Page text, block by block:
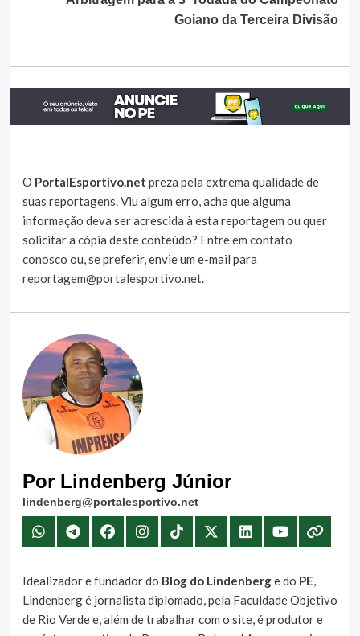
Goiano da Terceira Divisão
O PortalEsportivo.net preza pela extrema qualidade de
suas reportagens. Viu algum erro, acha que alguma
informação deva ser acrescida à esta reportagem ou quer
solicitar a cópia deste conteúdo? Entre em contato
conosco ou, se preferir, envie um e-mail para
reportagem@portalesportivo.net.
Por Lindenberg Júnior
lindenberg@portalesportivo.net
Idealizador e fundador do Blog do Lindenberge do PE,
Lindenberg é jornalista diplomado, pela Faculdade Objetivo
de Rio Verde e, além de trabalhar com o site, é produtor e